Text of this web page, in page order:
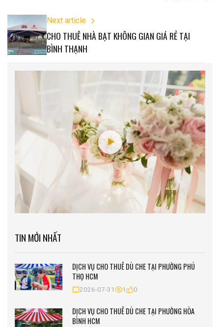
Next article
CHO THUÊ NHÀ BẠT KHÔNG GIAN GIÁ RẺ TẠI
BÌNH THẠNH
TIN MỚI NHẤT
DỊCH VỤ CHO THUÊ DÙ CHE TẠI PHƯỜNG PHÚ
THỌ HCM
2026-07-31 1 0
DỊCH VỤ CHO THUÊ DÙ CHE TẠI PHƯỜNG HÒA
BÌNH HCM